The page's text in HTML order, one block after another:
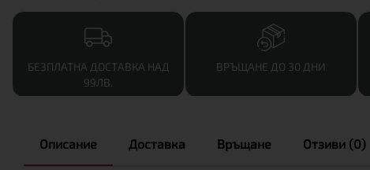
БЕЗПЛАТНА ДОСТАВКА НАД
99ЛВ.
ВРЪЩАНЕ ДО 30 ДНИ
Описание Доставка Връщане Отзиви (0)